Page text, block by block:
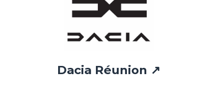
Dacia Réunion ↗